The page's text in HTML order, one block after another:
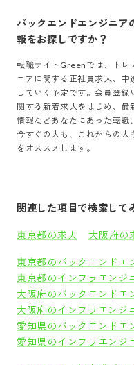
バックエンドエンジニア
報をお探しですか？
転職サイトGreenでは、 ト
ニア に関する正社員求人、
していく予定です。会員登録
関する新着求人をはじめ、
情報などあなたにあった転職
今すぐの人も、これからの
をオススメします。
関連した項目で検索して
東京都の求人 大阪府の
東京都のバックエンドエ
東京都のインフラエンジ
大阪府のバックエンドエ
大阪府のインフラエンジ
愛知県のバックエンドエ
愛知県のインフラエンジ